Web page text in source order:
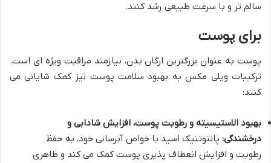
سالم تر و با سرعت طبیعی رشد کنند.
برای پوست
پوست به عنوان بزرگترین ارگان بدن، نیازمند مراقبت ویژه ای است.
ترکیبات ویلی مکس به بهبود سلامت پوست نیز کمک شایانی می
کنند:
بهبود الاستیسیته و رطوبت پوست، افزایش شادابی و
درخشندگی: پانتوتنیک اسید با خواص آبرسانی خود، به حفظ
رطوبت و افزایش انعطاف پذیری پوست کمک می کند و ظاهری